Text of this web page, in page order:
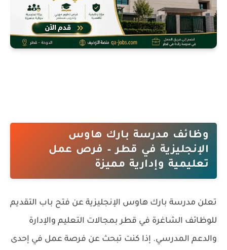
وظائف مدرسة بارك هاوس
الإنجليزية في قطر – فرص عمل
تعليمية وإدارية مميزة
تعلن مدرسة بارك هاوس الإنجليزية عن فتح باب التقديم
للوظائف الشاغرة في قطر بمجالات التعليم والإدارة
والدعم المدرسي. إذا كنت تبحث عن فرصة عمل في إحدى